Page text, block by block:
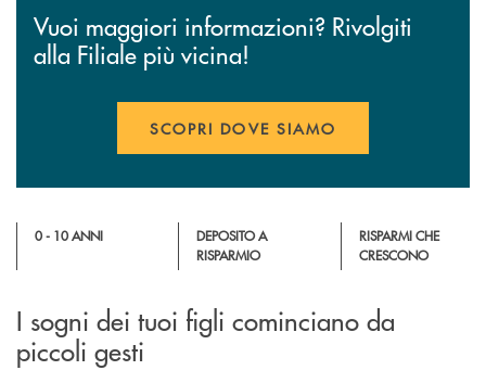
Vuoi maggiori informazioni? Rivolgiti
alla Filiale più vicina!
SCOPRI DOVE SIAMO
0 - 10 ANNI
DEPOSITO A
RISPARMIO
RISPARMI CHE
CRESCONO
I sogni dei tuoi figli cominciano da
piccoli gesti